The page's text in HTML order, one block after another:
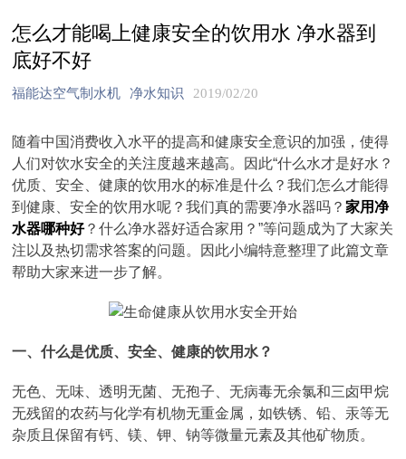
怎么才能喝上健康安全的饮用水 净水器到
底好不好
福能达空气制水机 净水知识 2019/02/20
随着中国消费收入水平的提高和健康安全意识的加强，使得
人们对饮水安全的关注度越来越高。因此“什么水才是好水？
优质、安全、健康的饮用水的标准是什么？我们怎么才能得
到健康、安全的饮用水呢？我们真的需要净水器吗？家用净
水器哪种好？什么净水器好适合家用？”等问题成为了大家关
注以及热切需求答案的问题。因此小编特意整理了此篇文章
帮助大家来进一步了解。
一、什么是优质、安全、健康的饮用水？
无色、无味、透明无菌、无孢子、无病毒无余氯和三卤甲烷
无残留的农药与化学有机物无重金属，如铁锈、铅、汞等无
杂质且保留有钙、镁、钾、钠等微量元素及其他矿物质。